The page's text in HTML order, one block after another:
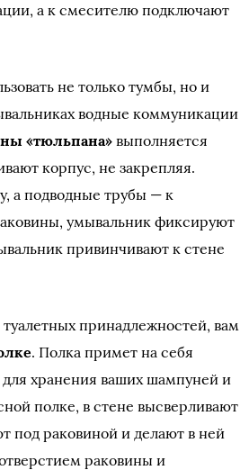
а к смесителю подключают
не только тумбы, но и
водные коммуникации
«тюльпана»выполняется
корпус, не закрепляя.
а подводные трубы — к
умывальник фиксируют
привинчивают к стене
принадлежностей, вам
. Полка примет на себя
хранения ваших шампуней и
полке, в стене высверливают
под раковиной и делают в ней
раковины и